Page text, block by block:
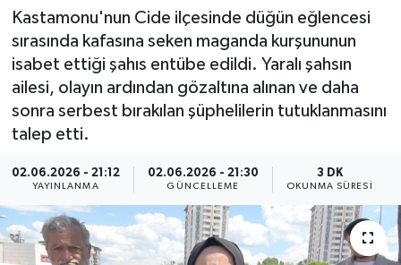
Kastamonu'nun Cide ilçesinde düğün eğlencesi
sırasında kafasına seken maganda kurşununun
isabet ettiği şahıs entübe edildi. Yaralı şahsın
ailesi, olayın ardından gözaltına alınan ve daha
sonra serbest bırakılan şüphelilerin tutuklanmasını
talep etti.
02.06.2026 - 21:12
YAYINLANMA
02.06.2026 - 21:30
GÜNCELLEME
3 DK
OKUNMA SÜRESI
Canlı Maç
ÇEVRE
Dış Haberler
Dünya
EĞİTİM
EKONOMİ